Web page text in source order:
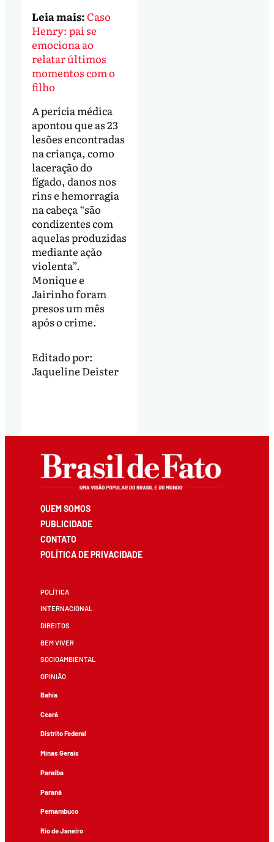
Leia mais:Caso
Henry: pai se
emociona ao
relatar últimos
momentos com o
filho
A perícia médica
apontou que as 23
lesões encontradas
na criança, como
laceração do
fígado, danos nos
rins e hemorragia
na cabeça “são
condizentes com
aquelas produzidas
mediante ação
violenta”.
Monique e
Jairinho foram
presos um mês
após o crime.
Editado por:
Jaqueline Deister
QUEM SOMOS
PUBLICIDADE
CONTATO
POLÍTICA DE PRIVACIDADE
POLÍTICA
INTERNACIONAL
DIREITOS
BEM VIVER
SOCIOAMBIENTAL
OPINIÃO
Bahia
Ceará
Distrito Federal
Minas Gerais
Paraíba
Paraná
Pernambuco
Rio de Janeiro